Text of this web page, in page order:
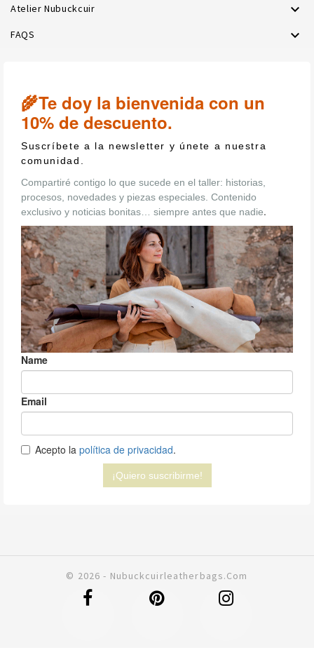
Atelier Nubuckcuir 
FAQS 
© 2026 - Nubuckcuirleatherbags.com